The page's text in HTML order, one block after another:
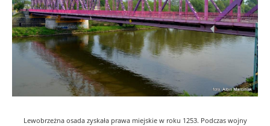
Lewobrzeżna osada zyskała prawa miejskie w roku 1253. Podczas wojny